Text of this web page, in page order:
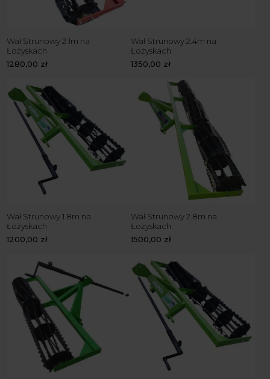
Wał Strunowy 2.1m na
Łożyskach
1280,00 zł
Wał Strunowy 2.4m na
Łożyskach
1350,00 zł
Wał Strunowy 1.8m na
Łożyskach
1200,00 zł
Wał Strunowy 2.8m na
Łożyskach
1500,00 zł